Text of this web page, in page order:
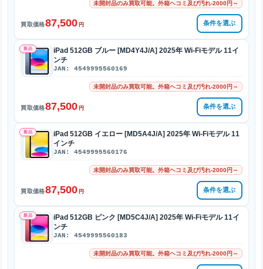
未開封品のみ買取可能。外箱ヘコミ及び汚れ-2000円～
買取価格87,500 円 条件を選ぶ
新品
iPad 512GB ブルー [MD4Y4J/A] 2025年 Wi-Fiモデル 11イ
ンチ
JAN: 4549995560169
未開封品のみ買取可能。外箱ヘコミ及び汚れ-2000円～
買取価格87,500 円 条件を選ぶ
新品
iPad 512GB イエロー [MD5A4J/A] 2025年 Wi-Fiモデル 11
インチ
JAN: 4549995560176
未開封品のみ買取可能。外箱ヘコミ及び汚れ-2000円～
買取価格87,500 円 条件を選ぶ
新品
iPad 512GB ピンク [MD5C4J/A] 2025年 Wi-Fiモデル 11イ
ンチ
JAN: 4549995560183
未開封品のみ買取可能。外箱ヘコミ及び汚れ-2000円～